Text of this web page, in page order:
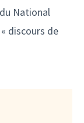
National
discours de